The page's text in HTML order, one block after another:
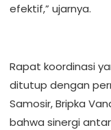
efektif,” ujarnya.
Rapat koordinasi
ditutup dengan
Samosir, Bripka
bahwa sinergi